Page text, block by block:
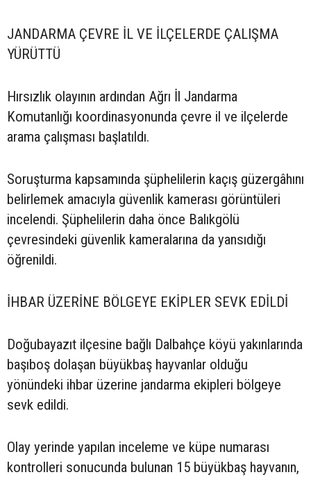
JANDARMA ÇEVRE İL VE İLÇELERDE ÇALIŞMA
YÜRÜTTÜ
Hırsızlık olayının ardından Ağrı İl Jandarma
Komutanlığı koordinasyonunda çevre il ve ilçelerde
arama çalışması başlatıldı.
Soruşturma kapsamında şüphelilerin kaçış güzergâhını
belirlemek amacıyla güvenlik kamerası görüntüleri
incelendi. Şüphelilerin daha önce Balıkgölü
çevresindeki güvenlik kameralarına da yansıdığı
öğrenildi.
İHBAR ÜZERİNE BÖLGEYE EKİPLER SEVK EDİLDİ
Doğubayazıt ilçesine bağlı Dalbahçe köyü yakınlarında
başıboş dolaşan büyükbaş hayvanlar olduğu
yönündeki ihbar üzerine jandarma ekipleri bölgeye
sevk edildi.
Olay yerinde yapılan inceleme ve küpe numarası
kontrolleri sonucunda bulunan 15 büyükbaş hayvanın,